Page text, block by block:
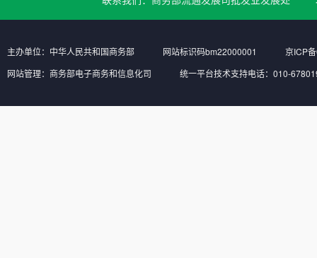
主办单位：中华人民共和国商务部 网站标识码bm22000001
京ICP
网站管理：商务部电子商务和信息化司
统一平台技术支持电话：010-